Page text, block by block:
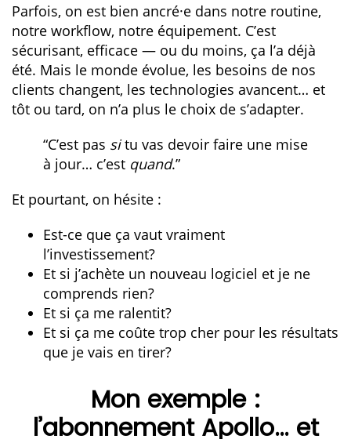
Parfois, on est bien ancré·e dans notre routine,
notre workflow, notre équipement. C’est
sécurisant, efficace — ou du moins, ça l’a déjà
été. Mais le monde évolue, les besoins de nos
clients changent, les technologies avancent… et
tôt ou tard, on n’a plus le choix de s’adapter.
“C’est pas situ vas devoir faire une mise
à jour… c’est quand.”
Et pourtant, on hésite :
Est-ce que ça vaut vraiment
l’investissement?
Et si j’achète un nouveau logiciel et je ne
comprends rien?
Et si ça me ralentit?
Et si ça me coûte trop cher pour les résultats
que je vais en tirer?
Mon exemple :
l’abonnement Apollo… et